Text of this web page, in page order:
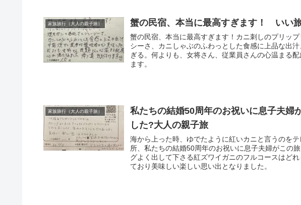
家族旅行（大人の親子旅） 蟹の民宿、本当に最高すぎます！ いい
蟹の民宿、本当に最高すぎます！カニ刺しのプリッ
シーさ、カニしゃぶのふわっとした食感に上品な出
ぎる。何よりも、女将さん、従業員さんの心温まる
ます。
家族旅行（大人の親子旅）
私たちの結婚50周年のお祝いに息子夫婦
した?大人の親子旅
海から上った時、ゆでたように紅いカニと言うのを
所、私たちの結婚50周年のお祝いに息子夫婦がこの
グよく出して下さる紅ズワイガニのフルコースはど
ており美味しい楽しい思い出となりました。